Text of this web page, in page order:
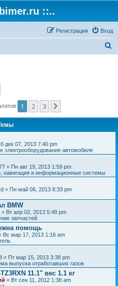
::..
Вход
Регистрация
1 2 3
дек 07, 2013 7:40 pm
электрооборудование автомобиля
« Пн авг 19, 2013 1:59 pm
навигация и информационные системы
« Пн май 06, 2013 8:33 pm
BMW
« Вт апр 02, 2013 5:48 pm
запчастей
помощь
Вс мар 17, 2013 1:16 am
« Пт мар 15, 2013 3:38 pm
выпуска отработавших газов
11.1" вес 1.1 кг
« Вт сен 11, 2012 1:38 am